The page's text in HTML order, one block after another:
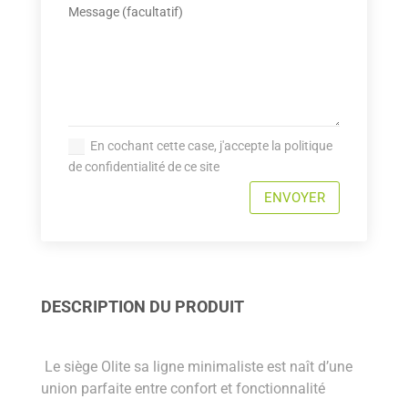
En cochant cette case, j'accepte la politique
de confidentialité de ce site
ENVOYER
DESCRIPTION DU PRODUIT
Le siège Olite sa ligne minimaliste est naît d’une
union parfaite entre confort et fonctionnalité